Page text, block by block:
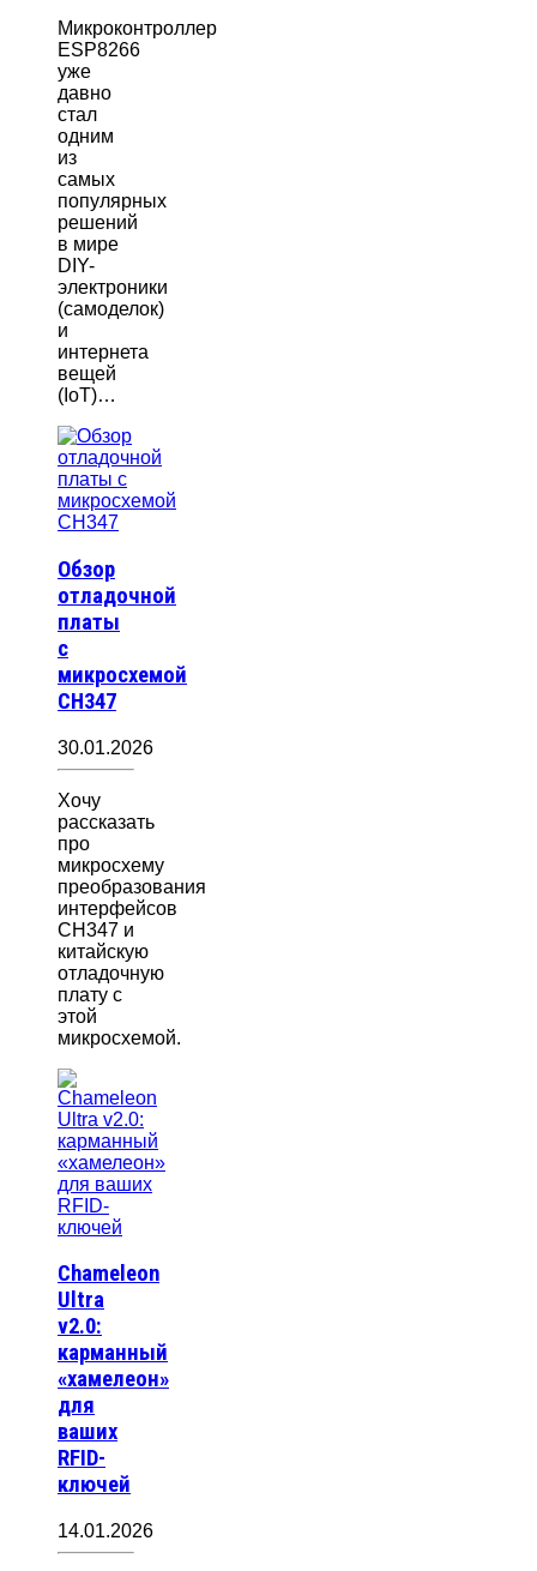
Микроконтроллер
ESP8266
уже
давно
стал
одним
из
самых
популярных
решений
в мире
DIY-
электроники
(самоделок)
и
интернета
вещей
(IoT)…
Обзор
отладочной
платы
с
микросхемой
CH347
30.01.2026
Хочу
рассказать
про
микросхему
преобразования
интерфейсов
CH347 и
китайскую
отладочную
плату с
этой
микросхемой.
Chameleon
Ultra
v2.0:
карманный
«хамелеон»
для
ваших
RFID-
ключей
14.01.2026